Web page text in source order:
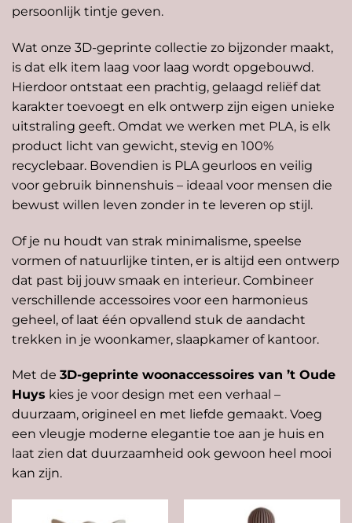
persoonlijk tintje geven.
Wat onze 3D-geprinte collectie zo bijzonder maakt,
is dat elk item laag voor laag wordt opgebouwd.
Hierdoor ontstaat een prachtig, gelaagd reliëf dat
karakter toevoegt en elk ontwerp zijn eigen unieke
uitstraling geeft. Omdat we werken met PLA, is elk
product licht van gewicht, stevig en 100%
recyclebaar. Bovendien is PLA geurloos en veilig
voor gebruik binnenshuis – ideaal voor mensen die
bewust willen leven zonder in te leveren op stijl.
Of je nu houdt van strak minimalisme, speelse
vormen of natuurlijke tinten, er is altijd een ontwerp
dat past bij jouw smaak en interieur. Combineer
verschillende accessoires voor een harmonieus
geheel, of laat één opvallend stuk de aandacht
trekken in je woonkamer, slaapkamer of kantoor.
Met de 3D-geprinte woonaccessoires van ’t Oude
Huys kies je voor design met een verhaal –
duurzaam, origineel en met liefde gemaakt. Voeg
een vleugje moderne elegantie toe aan je huis en
laat zien dat duurzaamheid ook gewoon heel mooi
kan zijn.